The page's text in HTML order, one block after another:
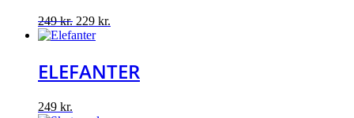
249kr. Original
price
249 kr..
229 kr.
229 kr..
ELEFANTER
249 kr.